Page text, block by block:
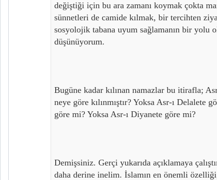
değiştiği için bu ara zamanı koymak çokta
sünnetleri de camide kılmak, bir tercihten
sosyolojik tabana uyum sağlamanın bir yolu
düşünüyorum.
Bugüne kadar kılınan namazlar bu itirafla;
neye göre kılınmıştır? Yoksa Asr-ı Delalete
göre mi? Yoksa Asr-ı Diyanete göre mi?
Demişsiniz. Gerçi yukarıda açıklamaya
daha derine inelim. İslamın en önemli